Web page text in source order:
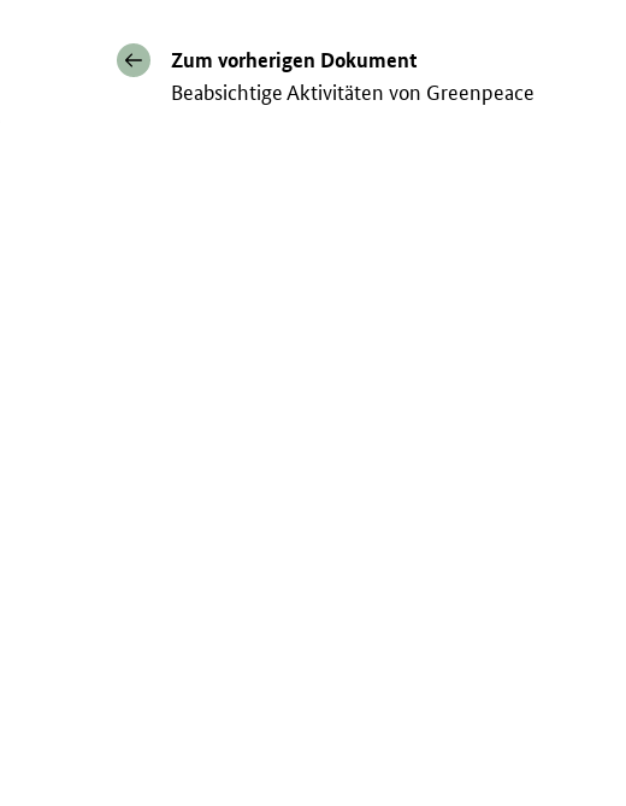
Zum vorherigen Dokument
Beabsichtige Aktivitäten von Greenpeace